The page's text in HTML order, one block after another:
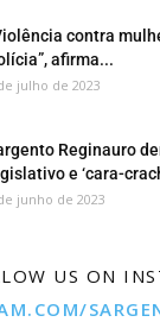
contra
afirma...
julho de 2023
Reginauro
e ‘cara-
junho de 2023
US ON